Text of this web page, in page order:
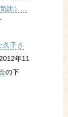
比）...
子さ
年11
の下